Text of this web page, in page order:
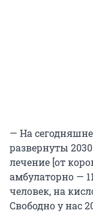
— На
развернуты
лечение [от
амбулаторно —
человек, на
Свободно у нас